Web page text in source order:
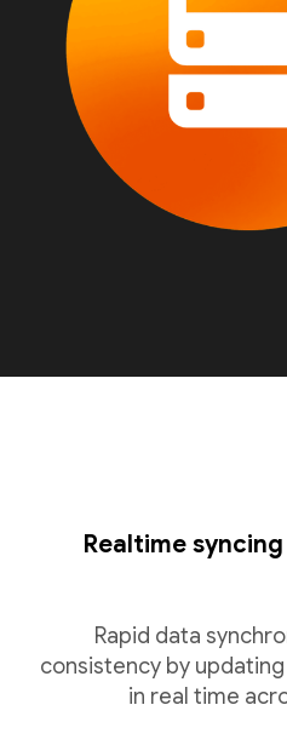
Realtime
Rapid data
consistency by
in real time